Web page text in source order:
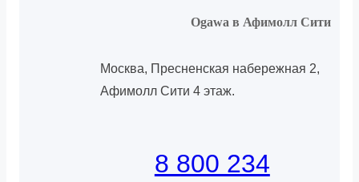
Ogawa в Афимолл Сити
Москва, Пресненская набережная 2,
Афимолл Сити 4 этаж.
8 800 234